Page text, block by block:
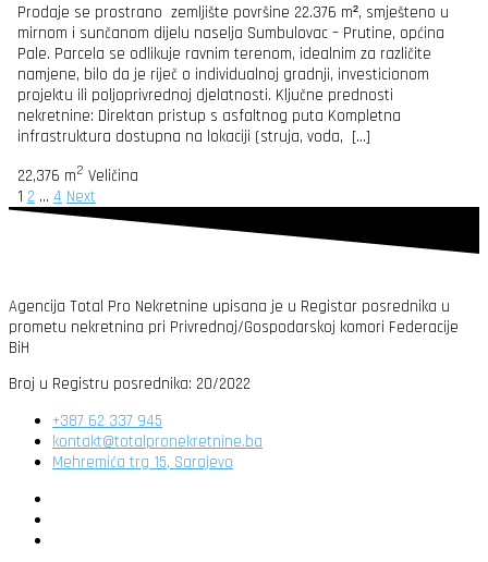
Prodaje se prostrano zemljište površine 22.376 m², smješteno u
mirnom i sunčanom dijelu naselja Sumbulovac – Prutine, općina
Pale. Parcela se odlikuje ravnim terenom, idealnim za različite
namjene, bilo da je riječ o individualnoj gradnji, investicionom
projektu ili poljoprivrednoj djelatnosti. Ključne prednosti
nekretnine: Direktan pristup s asfaltnog puta Kompletna
infrastruktura dostupna na lokaciji (struja, voda, […]
22,376 m2 Veličina
1 2 … 4 Next
Agencija Total Pro Nekretnine upisana je u Registar posrednika u
prometu nekretnina pri Privrednoj/Gospodarskoj komori Federacije
BiH
Broj u Registru posrednika: 20/2022
+387 62 337 945
kontakt@totalpronekretnine.ba
Mehremića trg 15, Sarajevo